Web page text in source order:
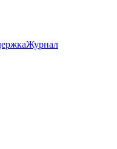
Журнал